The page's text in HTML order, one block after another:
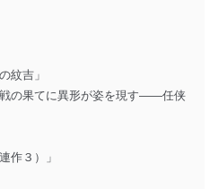
紋吉」
の果てに異形が姿を現す――任侠
作３）」